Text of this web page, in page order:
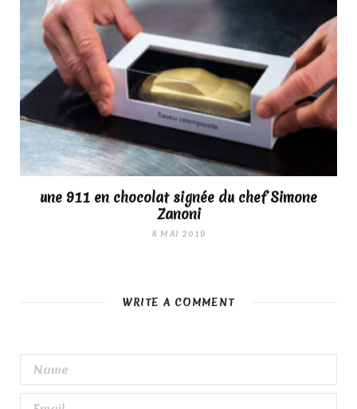
une 911 en chocolat signée du chef Simone
Zanoni
8 MAI 2019
WRITE A COMMENT